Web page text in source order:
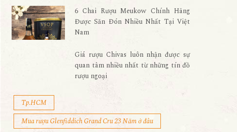
6 Chai Rượu Meukow Chính Hãng
Được Săn Đón Nhiều Nhất Tại Việt
Nam
Giá rượu Chivas luôn nhận được sự
quan tâm nhiều nhất từ những tín đồ
rượu ngoại
Tp.HCM
Mua rượu Glenfiddich Grand Cru 23 Năm ở đâu